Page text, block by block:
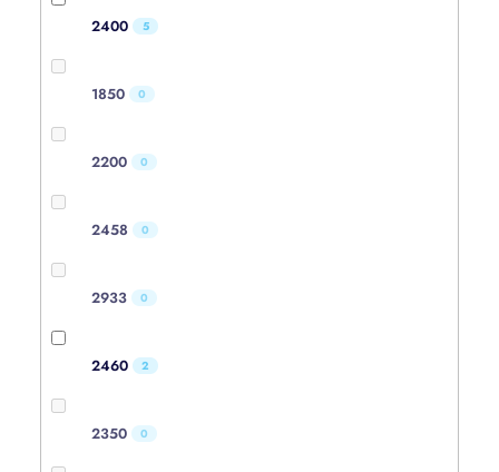
2400 5
1850 0
2200 0
2458 0
2933 0
2460 2
2350 0